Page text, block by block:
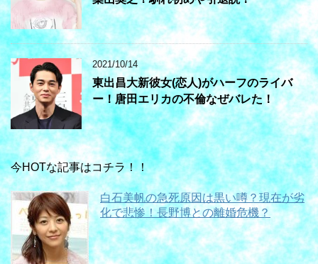
2021/10/14
東出昌大新彼女(恋人)がハーフのライバ
ー！唐田エリカの不倫なぜバレた！
今HOTな記事はコチラ！！
白石美帆の急死原因は黒い噂？現在が劣
化で悲惨！長野博との離婚危機？